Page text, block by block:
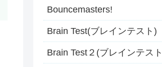
Bouncemasters!
Brain Test(ブレインテスト)
Brain Test２(ブレインテス